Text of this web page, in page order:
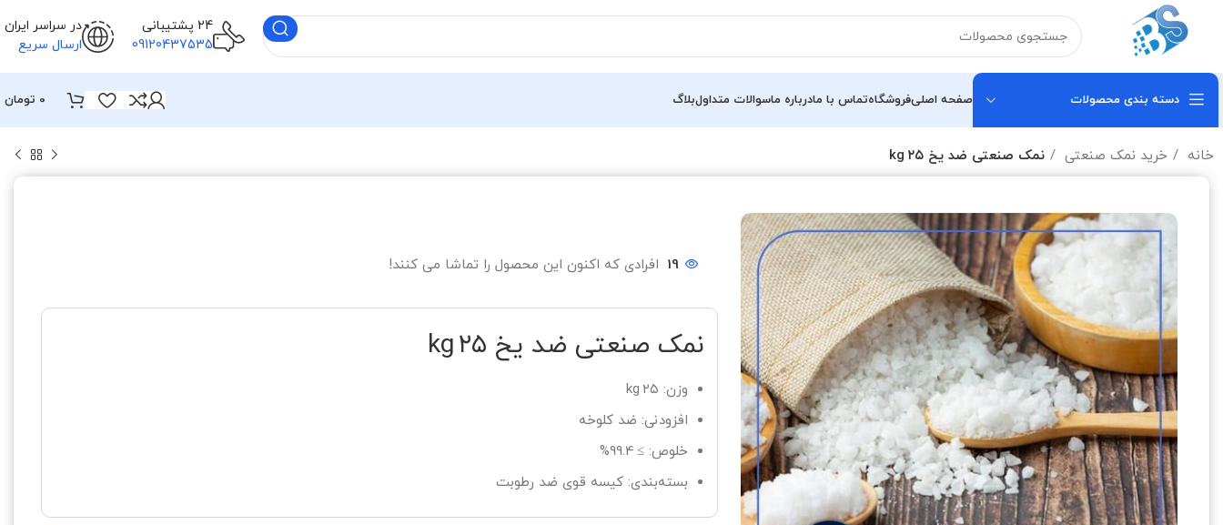
24 پشتیبانی
09120437535
در سراسر ایران
ارسال سریع
دسته بندی محصولات صفحه اصلیفروشگاهتماس با مادرباره ماسوالات متداولبلاگ 0 تومان
خانه خرید نمک صنعتی نمک صنعتی ضد یخ ۲۵ kg
19 افرادی که اکنون این محصول را تماشا می کنند!
نمک صنعتی ضد یخ ۲۵ kg
وزن: ۲۵ kg
افزودنی: ضد کلوخه
خلوص: ≥ 99.4%
بسته‌بندی: کیسه قوی ضد رطوبت